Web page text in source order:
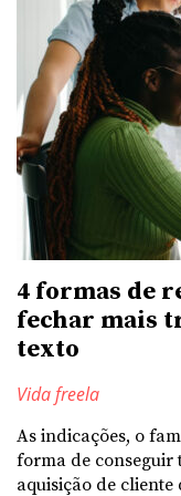
4 formas de
fechar mais
texto
Vida freela
As indicações, o
forma de conseguir
aquisição de